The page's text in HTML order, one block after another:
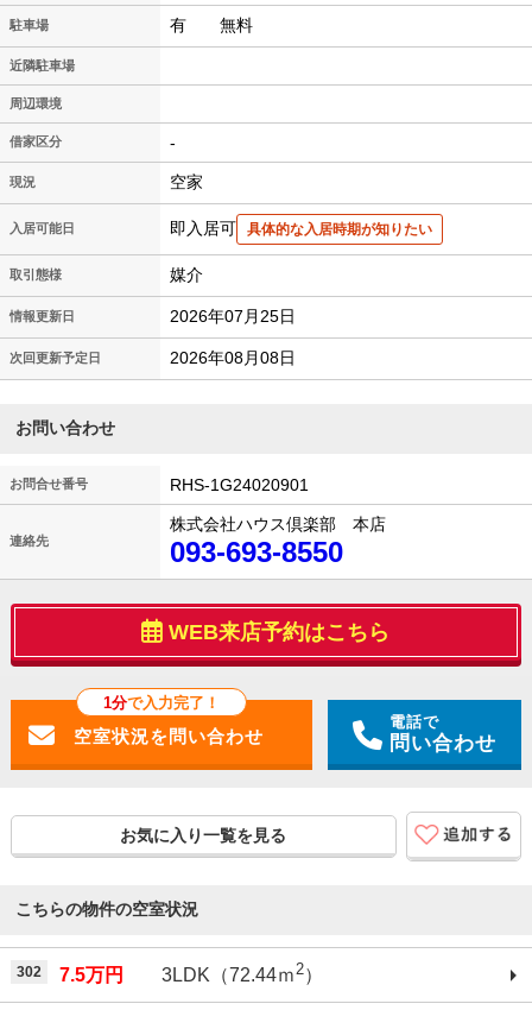
駐車場 有 無料
近隣駐車場
周辺環境
借家区分 -
現況 空家
入居可能日 即入居可 具体的な入居時期が知りたい
取引態様 媒介
情報更新日 2026年07月25日
次回更新予定日 2026年08月08日
お問い合わせ
お問合せ番号 RHS-1G24020901
連絡先
株式会社ハウス倶楽部 本店
093-693-8550
WEB来店予約はこちら
1分で入力完了！
電話で
問い合わせ
お気に入り一覧を見る
こちらの物件の空室状況
302 7.5万円 3LDK（72.44ｍ2）